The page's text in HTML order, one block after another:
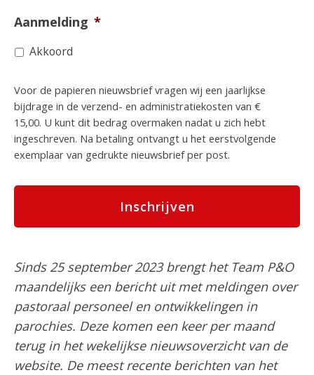
Aanmelding *
Akkoord
Voor de papieren nieuwsbrief vragen wij een jaarlijkse
bijdrage in de verzend- en administratiekosten van €
15,00. U kunt dit bedrag overmaken nadat u zich hebt
ingeschreven. Na betaling ontvangt u het eerstvolgende
exemplaar van gedrukte nieuwsbrief per post.
Sinds 25 september 2023 brengt het Team P&O
maandelijks een bericht uit met meldingen over
pastoraal personeel en ontwikkelingen in
parochies. Deze komen een keer per maand
terug in het wekelijkse nieuwsoverzicht van de
website. De meest recente berichten van het